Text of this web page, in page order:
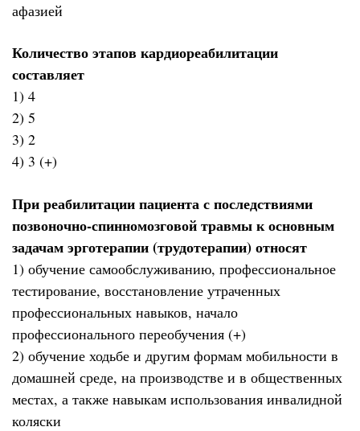
афазией
Количество этапов кардиореабилитации
составляет
1) 4
2) 5
3) 2
4) 3 (+)
При реабилитации пациента с последствиями
позвоночно-спинномозговой травмы к основным
задачам эрготерапии (трудотерапии) относят
1) обучение самообслуживанию, профессиональное
тестирование, восстановление утраченных
профессиональных навыков, начало
профессионального переобучения (+)
2) обучение ходьбе и другим формам мобильности в
домашней среде, на производстве и в общественных
местах, а также навыкам использования инвалидной
коляски